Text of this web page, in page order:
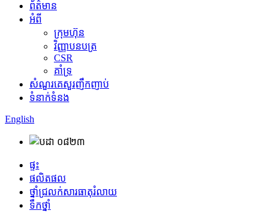
ព័ត៌មាន
អំពី
ក្រុមហ៊ុន
វិញ្ញាបនបត្រ
CSR
គាំទ្រ
សំណួរគេសួរញឹកញាប់
ទំនាក់ទំនង
English
ផ្ទះ
ផលិតផល
ថ្នាំជ្រលក់សារធាតុរំលាយ
ទឹកថ្នាំ